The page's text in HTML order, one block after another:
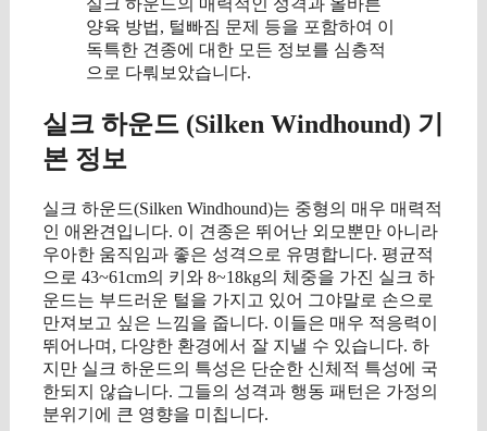
양육 방법, 털빠짐 문제 등을 포함하여 이
독특한 견종에 대한 모든 정보를 심층적
으로 다뤄보았습니다.
실크 하운드 (Silken Windhound) 기
본 정보
실크 하운드(Silken Windhound)는 중형의 매우 매력적
인 애완견입니다. 이 견종은 뛰어난 외모뿐만 아니라
우아한 움직임과 좋은 성격으로 유명합니다. 평균적
으로 43~61cm의 키와 8~18kg의 체중을 가진 실크 하
운드는 부드러운 털을 가지고 있어 그야말로 손으로
만져보고 싶은 느낌을 줍니다. 이들은 매우 적응력이
뛰어나며, 다양한 환경에서 잘 지낼 수 있습니다. 하
지만 실크 하운드의 특성은 단순한 신체적 특성에 국
한되지 않습니다. 그들의 성격과 행동 패턴은 가정의
분위기에 큰 영향을 미칩니다.